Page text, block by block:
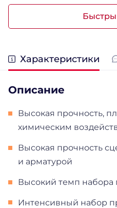
Характеристики
Описание
Высокая прочность,
химическим
Высокая прочность
и арматурой
Высокий темп набора
Интенсивный набор